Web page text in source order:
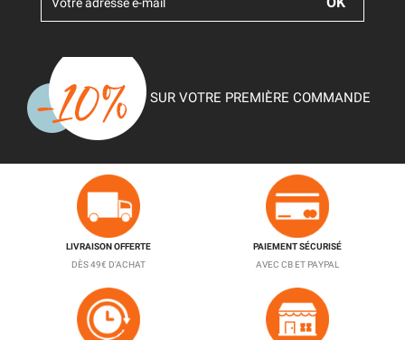
SUR VOTRE PREMIÈRE COMMANDE
LIVRAISON OFFERTE
DÈS 49€ D'ACHAT
PAIEMENT SÉCURISÉ
AVEC CB ET PAYPAL